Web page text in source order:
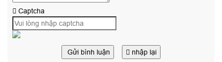
Captcha
Gửi bình luận nhập lại